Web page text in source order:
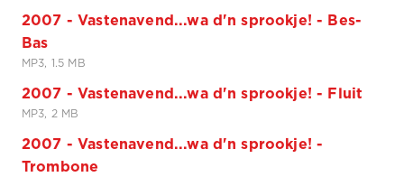
2007 - Vastenavend...wa d'n sprookje! - Bes-
Bas
MP3, 1.5 MB
2007 - Vastenavend...wa d'n sprookje! - Fluit
MP3, 2 MB
2007 - Vastenavend...wa d'n sprookje! -
Trombone